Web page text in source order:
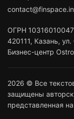
ОГРН
420111, Казань, ул.
Бизнес-центр
2026 © Все
защищены
представленная